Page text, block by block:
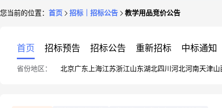
您当前的位置： 首页 招标｜招标公告 教学用品竞价公告
首页 招标预告 招标公告 重新招标 中标通知
省份地区： 北京广东 上海江苏浙江山东湖北四川 河北河南天津山